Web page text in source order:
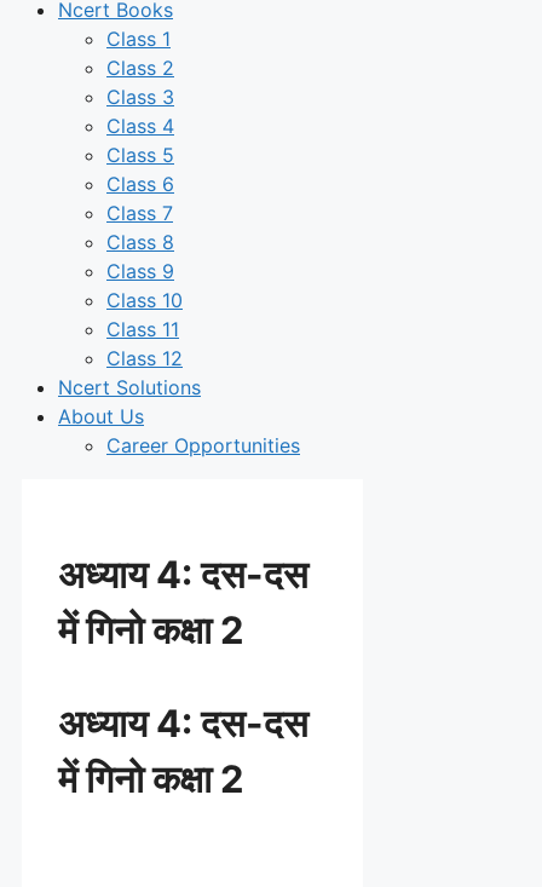
Ncert Books
Class 1
Class 2
Class 3
Class 4
Class 5
Class 6
Class 7
Class 8
Class 9
Class 10
Class 11
Class 12
Ncert Solutions
About Us
Career Opportunities
अध्याय 4: दस-दस
में गिनो कक्षा 2
अध्याय 4: दस-दस
में गिनो कक्षा 2